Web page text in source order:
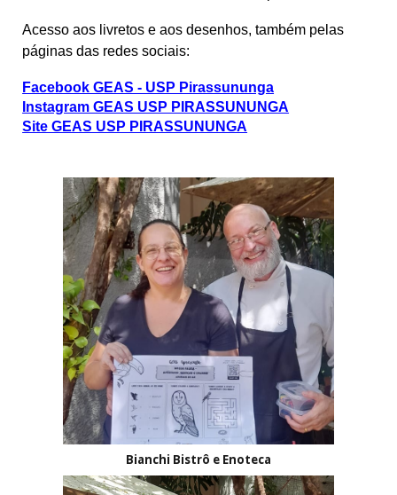
Acesso aos livretos e aos desenhos, também pelas
páginas das redes sociais:
Facebook GEAS - USP Pirassununga
Instagram GEAS USP PIRASSUNUNGA
Site GEAS USP PIRASSUNUNGA
Bianchi Bistrô e Enoteca